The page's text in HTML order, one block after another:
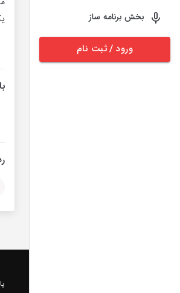
بخش برنامه ساز
ورود / ثبت نام